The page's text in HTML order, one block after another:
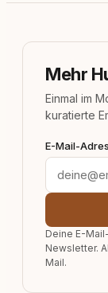
Mehr
Einmal im
kuratierte
E-Mail-
Deine E-
Newsletter.
Mail.